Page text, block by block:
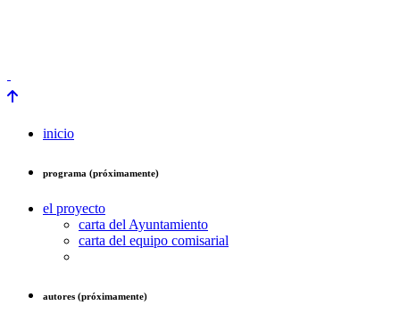
inicio
programa (próximamente)
el proyecto
carta del Ayuntamiento
carta del equipo comisarial
autores (próximamente)